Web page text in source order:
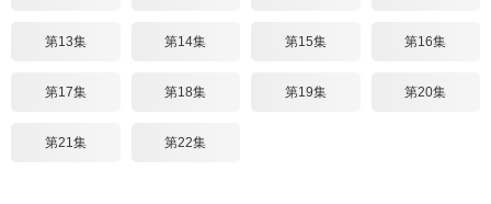
第13集 第14集 第15集 第16集
第17集 第18集 第19集 第20集
第21集 第22集